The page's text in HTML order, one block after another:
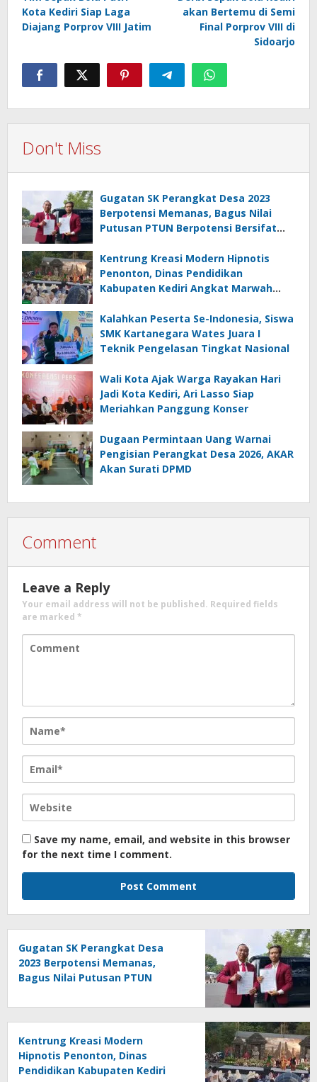
Kota Kediri Siap Laga
Diajang Porprov VIII Jatim
akan Bertemu di Semi
Final Porprov VIII di
Sidoarjo
Don't Miss
Gugatan SK Perangkat Desa 2023
Berpotensi Memanas, Bagus Nilai
Putusan PTUN Berpotensi Bersifat
Kentrung Kreasi Modern Hipnotis
Penonton, Dinas Pendidikan
Kabupaten Kediri Angkat Marwah
Kalahkan Peserta Se-Indonesia, Siswa
SMK Kartanegara Wates Juara I
Teknik Pengelasan Tingkat Nasional
Wali Kota Ajak Warga Rayakan Hari
Jadi Kota Kediri, Ari Lasso Siap
Meriahkan Panggung Konser
Dugaan Permintaan Uang Warnai
Pengisian Perangkat Desa 2026, AKAR
Akan Surati DPMD
Comment
Leave a Reply
Your email address will not be published. Required fields
are marked *
Save my name, email, and website in this browser
for the next time I comment.
Gugatan SK Perangkat Desa
2023 Berpotensi Memanas,
Bagus Nilai Putusan PTUN
Kentrung Kreasi Modern
Hipnotis Penonton, Dinas
Pendidikan Kabupaten Kediri